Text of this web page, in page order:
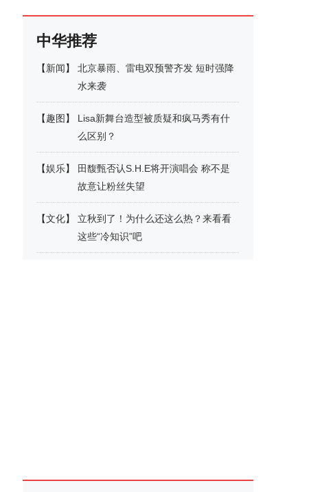
中华推荐
【新闻】
北京暴雨、雷电双预警齐发 短时强降
水来袭
【趣图 】
Lisa新舞台造型被质疑和疯马秀有什
么区别？
【娱乐】
田馥甄否认S.H.E将开演唱会 称不是
故意让粉丝失望
【文化】
立秋到了！为什么还这么热？来看看
这些“冷知识”吧